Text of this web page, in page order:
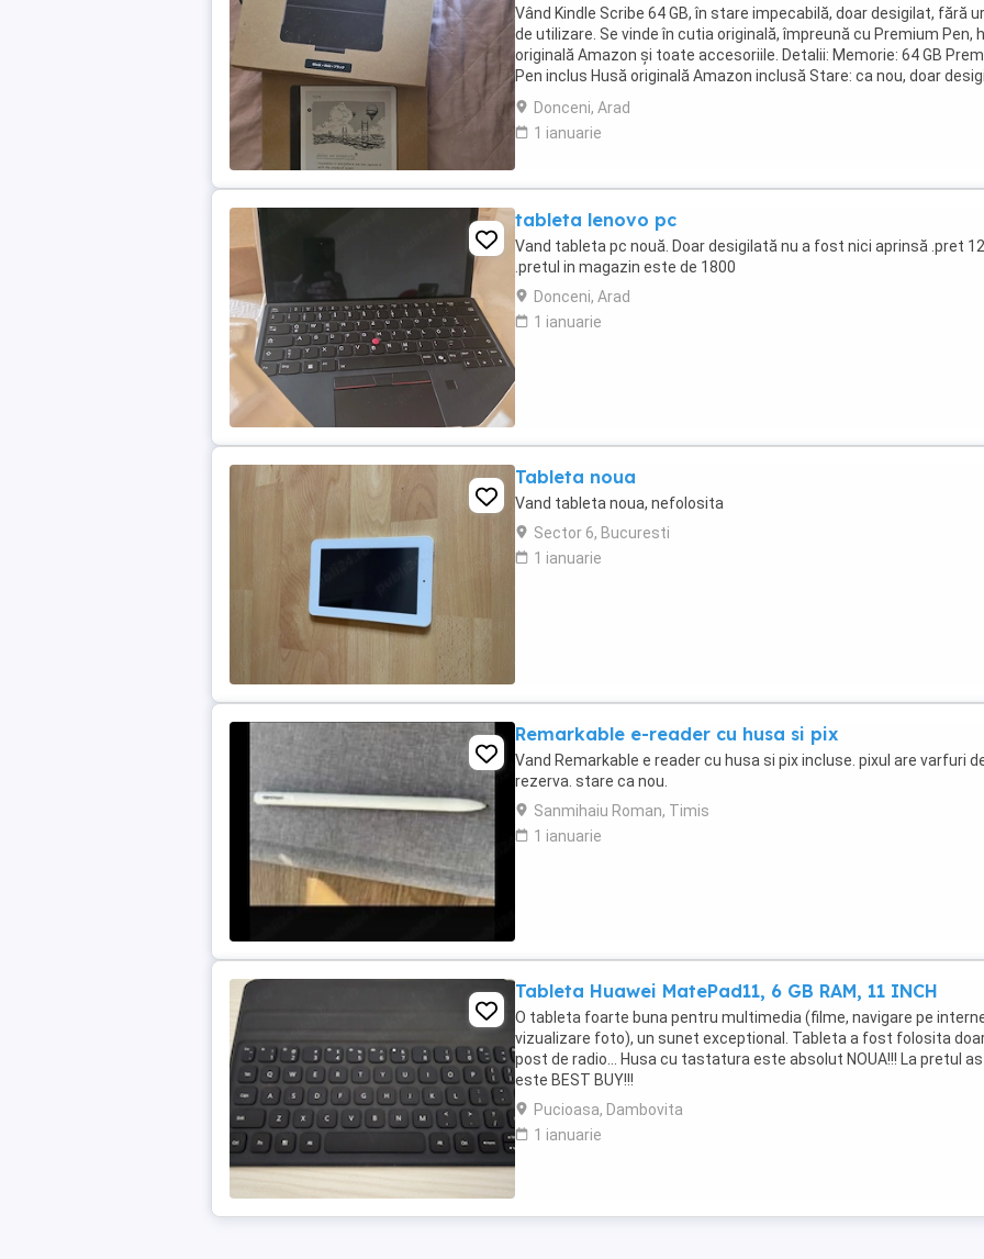
Vând Kindle Scribe 64 GB, în stare impecabilă, doar desigilat, fără
de utilizare. Se vinde în cutia originală, împreună cu Premium Pen,
originală Amazon și toate accesoriile. Detalii: Memorie: 64 GB
Pen inclus Husă originală Amazon inclusă Stare: ca nou, doar
Funcționează ...
Donceni, Arad
1 ianuarie
tableta lenovo pc
Vand tableta pc nouă. Doar desigilată nu a fost nici aprinsă .pret
.pretul in magazin este de 1800
Donceni, Arad
1 ianuarie
Tableta noua
Vand tableta noua, nefolosita
Sector 6, Bucuresti
1 ianuarie
Remarkable e-reader cu husa si pix
Vand Remarkable e reader cu husa si pix incluse. pixul are varfuri
rezerva. stare ca nou.
Sanmihaiu Roman, Timis
1 ianuarie
Tableta Huawei MatePad11, 6 GB RAM, 11 INCH
O tableta foarte buna pentru multimedia (filme, navigare pe
vizualizare foto), un sunet exceptional. Tableta a fost folosita
post de radio... Husa cu tastatura este absolut NOUA!!! La pretul
este BEST BUY!!!
Pucioasa, Dambovita
1 ianuarie